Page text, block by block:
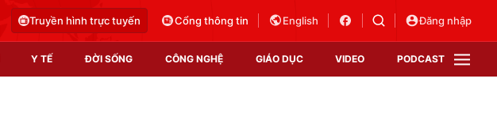
Truyền hình trực tuyến Cổng thông tin English Đăng nhập
Y TẾ ĐỜI SỐNG CÔNG NGHỆ GIÁO DỤC VIDEO PODCAST